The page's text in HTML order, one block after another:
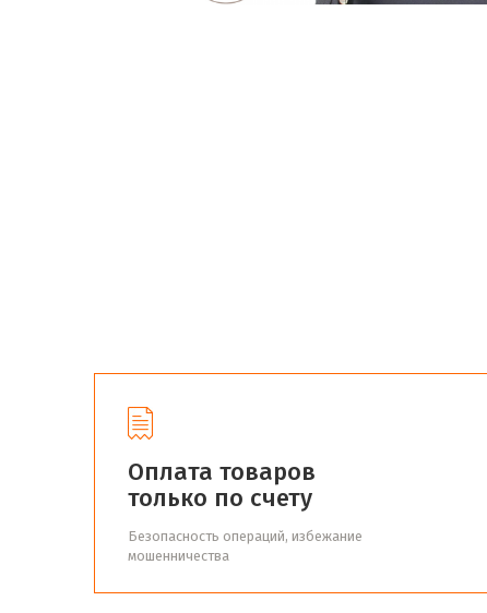
Оплата товаров
только по счету
Безопасность операций, избежание
мошенничества